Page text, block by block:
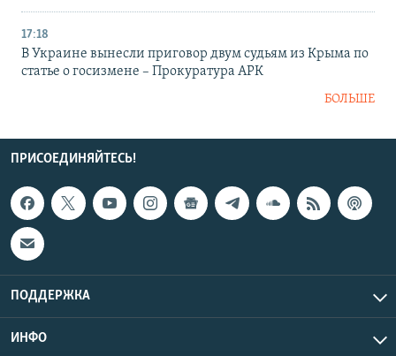
17:18
В Украине вынесли приговор двум судьям из Крыма по
статье о госизмене – Прокуратура АРК
БОЛЬШЕ
ПРИСОЕДИНЯЙТЕСЬ!
ПОДДЕРЖКА
ИНФО